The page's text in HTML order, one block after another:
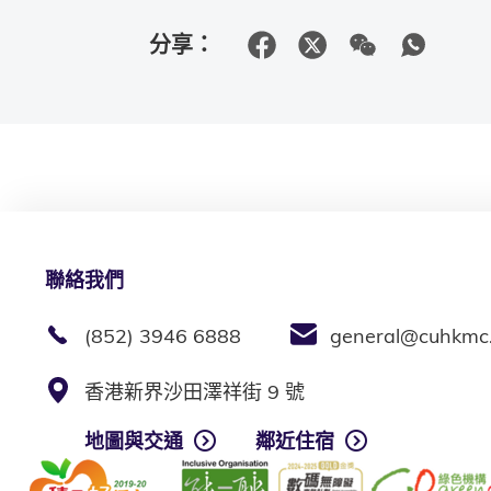
分享：
聯絡我們
(852) 3946 6888
香港新界沙田澤祥街 9 號
地圖與交通
鄰近住宿